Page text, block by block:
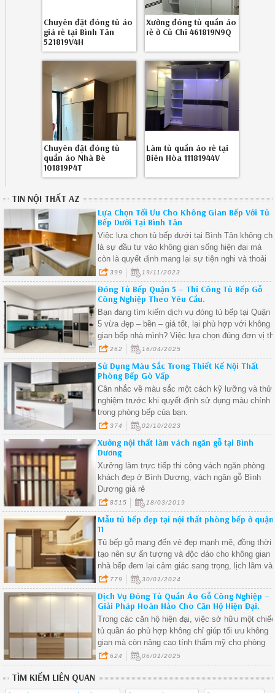
Chuyên đặt đóng tủ áo
giá rẻ tại Bình Tân
521819V4H
Xưởng đóng tủ quần áo
rẻ ở Củ Chi 461819N9Q
Chuyên đặt đóng tủ
quần áo Nhà Bè
101819P4T
Làm tủ quần áo rẻ tại
Biên Hòa 11181944V
TIN NỘI THẤT AZ
Lựa Chọn Tối Ưu Cho Không Gian Bếp Với Tủ
Bếp Dưới Tại Bình Tân
Việc lựa chọn tủ bếp dưới tại Bình Tân không chỉ
là sự đầu tư vào không gian sống hiện đại mà
còn là quyết định mang lại sự tiện nghi và thoải
mái cho gia đình.
399 19/11/2023
Đóng Tủ Bếp Quận 5 – Thi Công Tủ Bếp Gỗ
Công Nghiệp Theo Yêu Cầu.
Bạn đang tìm kiếm dịch vụ đóng tủ bếp tại Quận
5 vừa đẹp – bền – giá tốt, lại phù hợp với không
gian bếp nhà mình? Việc lựa chọn đúng đơn vị
công tủ bếp gỗ công nghiệp uy tín sẽ giúp bạn sở
hữu một căn bếp hiện đại, tiện nghi và tối ưu
công năng sử dụng.
262 16/04/2025
Sử Dụng Màu Sắc Trong Thiết Kế Nội Thất
Phòng Bếp Gò Vấp
Cân nhắc về màu sắc một cách kỹ lưỡng và thử
nghiệm trước khi quyết định sử dụng màu chính
trong phòng bếp của bạn.
374 02/10/2023
Xưởng nội thất làm vách ngăn gỗ tại Bình
Dương
Xưởng làm trực tiếp thi công vách ngăn phòng
khách đẹp ở Bình Dương, vách ngăn gỗ Bình
Dương giá rẻ
8515 18/03/2019
Mẫu tủ bếp đẹp tại nội thất phòng bếp ở quận
11
Tủ bếp gỗ mang đến vẻ đẹp mạnh mẽ, đồng thời
tạo nên sự ấn tượng và độc đáo cho không gian
nhà bếp đem lại cảm giác sang trọng, lịch lãm và
đầy cá tính
779 30/01/2024
Dịch Vụ Đóng Tủ Quần Áo Gỗ Công Nghiệp –
Giải Pháp Hoàn Hảo Cho Căn Hộ Hiện Đại.
Trong các căn hộ hiện đại, việc sở hữu một
tủ quần áo phù hợp không chỉ giúp tối ưu không
gian mà còn nâng cao tính thẩm mỹ cho phòng
ngủ. Dịch vụ đóng tủ quần áo gỗ công nghiệp
đang trở thành lựa chọn hàng đầu nhờ vào sự
tiện nghi, hiện đại và giá thành hợp lý. Hãy cùng
tìm hiểu vì sao tủ quần áo gỗ công nghiệp lại
624 06/01/2025
TÌM KIẾM LIÊN QUAN